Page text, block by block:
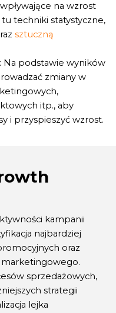
na wzrost
techniki statystyczne,
sztuczną
: Na podstawie wyników
zmiany w
itp., aby
i przyspieszyć wzrost.
kampanii
najbardziej
oraz
sprzedażowych,
strategii
lejka